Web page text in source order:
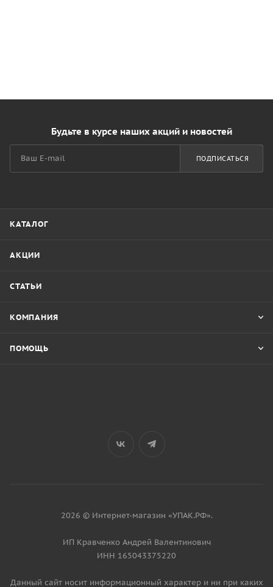
Будьте в курсе наших акций и новостей
ПОДПИСАТЬСЯ
КАТАЛОГ
АКЦИИ
СТАТЬИ
КОМПАНИЯ
ПОМОЩЬ
2026 © Интернет-магазин «УПАК.РФ».
ИП Кравченко Андрей Валентинович
ИНН 165043375220
Данный сайт носит информационный характер и ни при каких